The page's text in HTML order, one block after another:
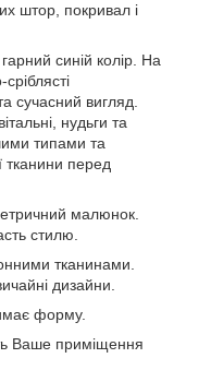
штор, покривал і
синій колір. На
сучасний вигляд.
нудьги та
типами та
тканини перед
малюнок.
стилю.
тканинами.
дизайни.
форму.
Ваше приміщення